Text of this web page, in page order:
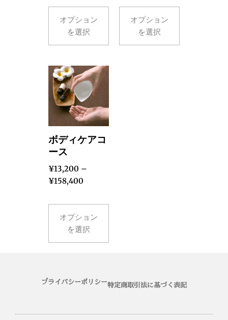
オプション
を選択
オプション
を選択
ボディケアコ
ース
¥13,200 –
¥158,400
オプション
を選択
プライバシーポリシー特定商取引法に基づく表記